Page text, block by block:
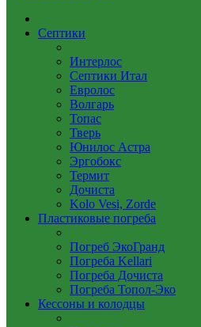
Септики
Интерлос
Септики Итал
Евролос
Волгарь
Топас
Тверь
Юнилос Астра
Эргобокс
Термит
Дочиста
Kolo Vesi, Zorde
Пластиковые погреба
Погреб ЭкоГранд
Погреба Kellari
Погреба Дочиста
Погреба Топол-Эко
Кессоны и колодцы